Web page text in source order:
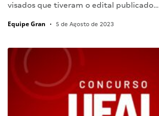
visados que tiveram o edital publicado…
Equipe Gran • 5 de Agosto de 2023